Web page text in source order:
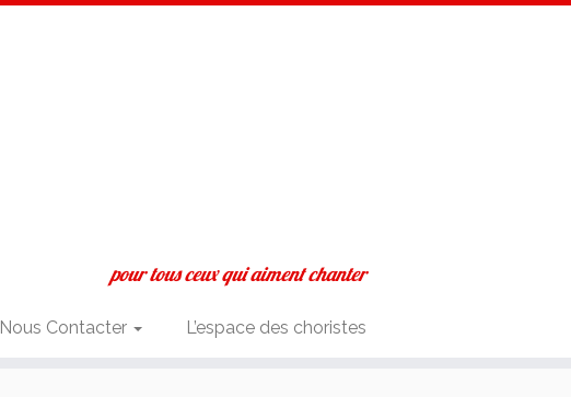
pour tous ceux qui aiment chanter
Nous Contacter L’espace des choristes